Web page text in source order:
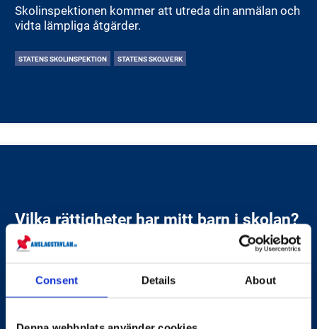
Consent Details About
Skolinspektionen kommer att utreda din anmälan och
vidta lämpliga åtgärder.
STATENS SKOLINSPEKTION STATENS SKOLVERK
Vilka rättigheter har mitt barn i skolan?
Ditt barn har rätt till en trygg och stimulerande
skolgång med fokus på lärande och utveckling.